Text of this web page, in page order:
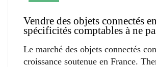
Vendre des objets connectés
spécificités comptables à ne
Le marché des objets connectés
croissance soutenue en France.